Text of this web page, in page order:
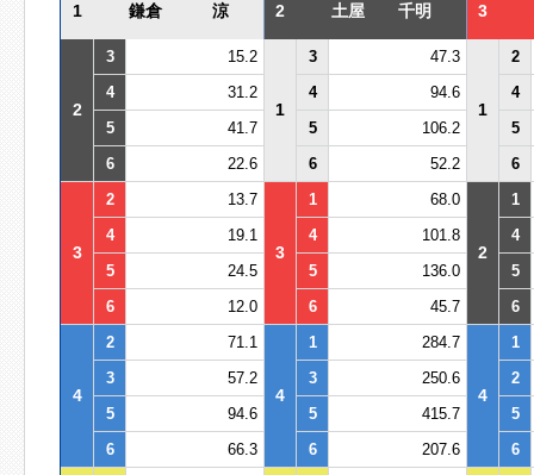
1 鎌倉 涼 2 土屋 千明 3
2
3 15.2
1
3 47.3
1
2
4
31.2 4 94.6
4
5
41.7 5 106.2
5
6
22.6 6 52.2 6
3
2 13.7
3
1 68.0
2
1
4
19.1 4 101.8
4
5
24.5 5 136.0
5
6
12.0 6 45.7 6
4
2 71.1
4
1 284.7
4
1
3
57.2 3 250.6
2
5
94.6 5 415.7
5
6
66.3 6 207.6 6